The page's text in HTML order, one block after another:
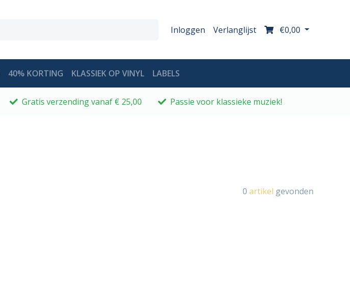
Inloggen Verlanglijst €0,00
40% KORTING KLASSIEK OP VINYL LABELS
Gratis verzending vanaf € 25,00 Passie voor klassieke muziek!
0 artikel gevonden